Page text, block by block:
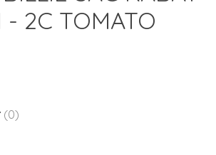
- 2C TOMATO
à
(0)